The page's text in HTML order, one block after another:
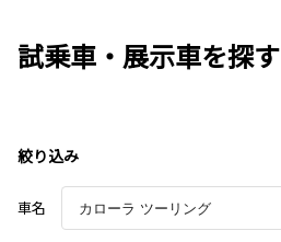
試乗車・展示車を探す
絞り込み
車名